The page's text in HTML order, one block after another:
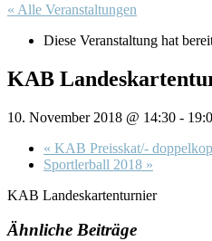
« Alle Veranstaltungen
Diese Veranstaltung hat
KAB
10. November 2018 @ 14:30 -
« KAB Preisskat/-
Sportlerball 2018 »
KAB Landeskartenturnier
Ähnliche Beiträge